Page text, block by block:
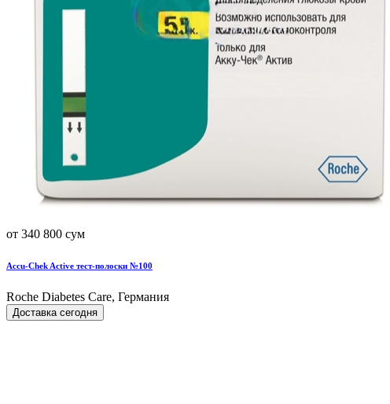
от 340 800 сум
Accu-Chek Active тест-полоски №100
Roche Diabetes Care, Германия
Доставка сегодня